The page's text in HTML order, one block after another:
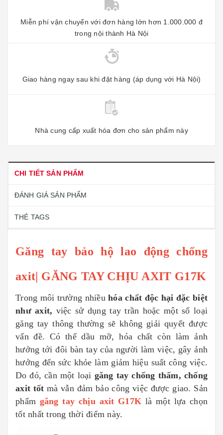
Miễn phí vận chuyển với đơn hàng lớn hơn 1.000.000 đ
trong nội thành Hà Nội
Giao hàng ngay sau khi đặt hàng (áp dụng với Hà Nội)
Nhà cung cấp xuất hóa đơn cho sản phẩm này
CHI TIẾT SẢN PHẨM
ĐÁNH GIÁ SẢN PHẨM
THẺ TAGS
Găng tay bảo hộ lao động chống
axit| GĂNG TAY CHỊU AXIT G17K
Trong môi trường nhiềuhóa chất độc hại đặc biệt
như axit, việc sử dụng tay trần hoặc một số loại
găng tay thông thường sẽ không giải quyết được
vấn đề. Có thể dầu mỡ, hóa chất còn làm ảnh
hưởng tới đôi bàn tay của người làm việc, gây ảnh
hưởng đến sức khỏe làm giảm hiệu suất công việc.
Do đó, cần một loại găng tay chống thấm, chống
axit tốtmà vẫn đảm bảo công việc được giao. Sản
phẩm găng tay chịu axit G17K là một lựa chọn
tốt nhất trong thời điểm này.